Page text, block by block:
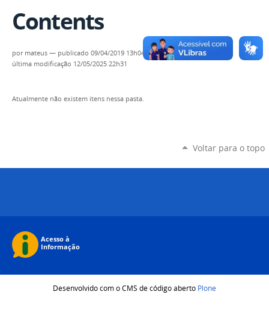
Contents
por mateus — publicado 09/04/2019 13h04,
última modificação 12/05/2025 22h31
Atualmente não existem itens nessa pasta.
Voltar para o topo
Desenvolvido com o CMS de código aberto Plone